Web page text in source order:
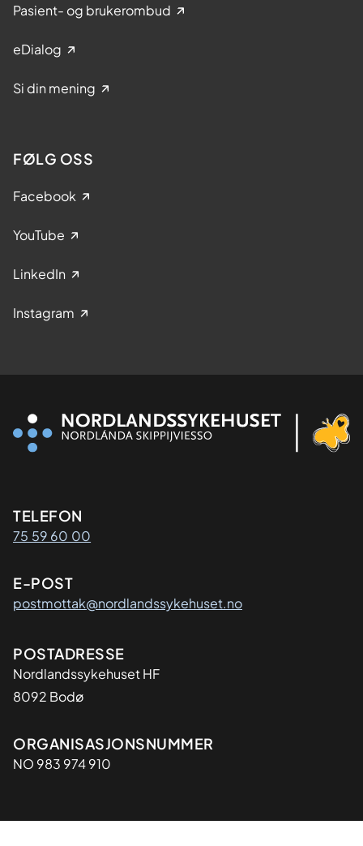
Pasient- og brukerombud
eDialog
Si din mening
FØLG OSS
Facebook
YouTube
LinkedIn
Instagram
Kontaktinformasjon
TELEFON
75 59 60 00
E-POST
postmottak@nordlandssykehuset.no
Adresse
POSTADRESSE
Nordlandssykehuset HF
8092 Bodø
Organisasjon
ORGANISASJONSNUMMER
NO 983 974 910